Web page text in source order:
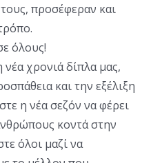
προσέφεραν και
όλους!
νέα χρονιά δίπλα μας,
και την εξέλιξη
η νέα σεζόν να φέρει
κοντά στην
όλοι μαζί να